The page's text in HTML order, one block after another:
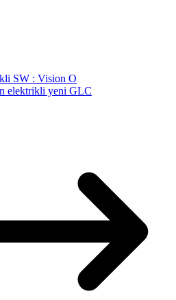
SW : Vision O
elektrikli yeni GLC